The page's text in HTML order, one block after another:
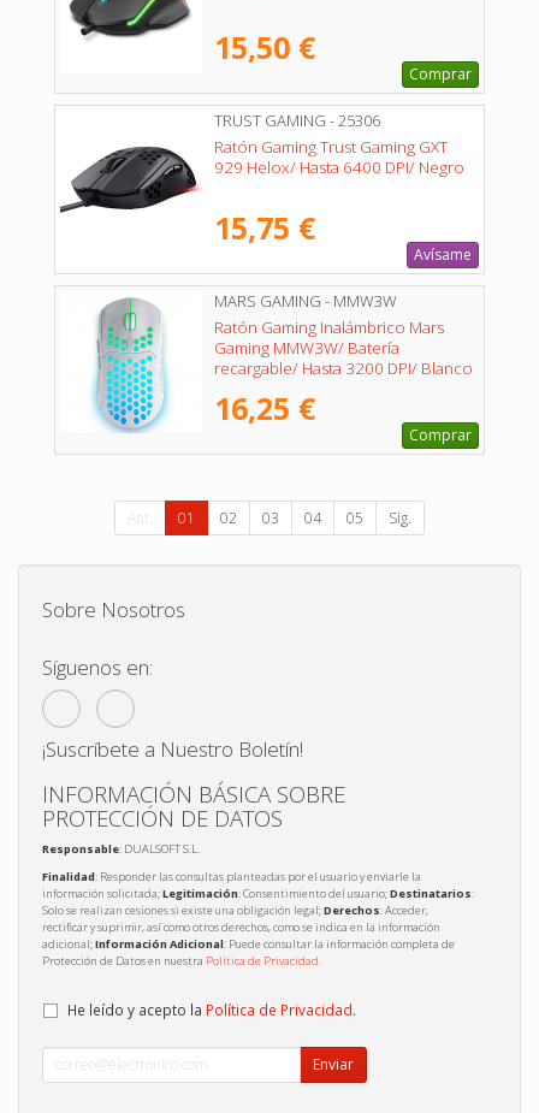
15,50 €
Comprar
TRUST GAMING - 25306
Ratón Gaming Trust Gaming GXT
929 Helox/ Hasta 6400 DPI/ Negro
15,75 €
Avísame
MARS GAMING - MMW3W
Ratón Gaming Inalámbrico Mars
Gaming MMW3W/ Batería
recargable/ Hasta 3200 DPI/ Blanco
16,25 €
Comprar
Ant. 01 02 03 04 05 Sig.
Sobre Nosotros
Síguenos en:
¡Suscríbete a Nuestro Boletín!
INFORMACIÓN BÁSICA SOBRE
PROTECCIÓN DE DATOS
Responsable: DUALSOFT S.L.
Finalidad: Responder las consultas planteadas por el usuario y enviarle la
información solicitada;Legitimación: Consentimiento del usuario;Destinatarios:
Solo se realizan cesiones si existe una obligación legal;Derechos: Acceder,
rectificar y suprimir, así como otros derechos, como se indica en la información
adicional;Información Adicional: Puede consultar la información completa de
Protección de Datos en nuestra Política de Privacidad.
He leído y acepto la Política de Privacidad.
Enviar